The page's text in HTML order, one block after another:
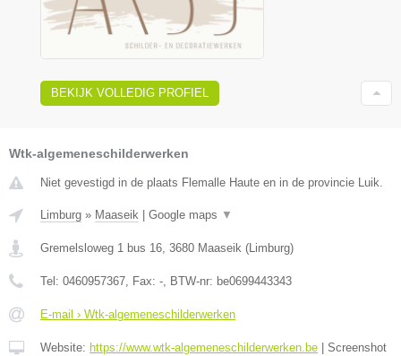
BEKIJK VOLLEDIG PROFIEL
Wtk-algemeneschilderwerken
Niet gevestigd in de plaats Flemalle Haute en in de provincie Luik.
Limburg » Maaseik Google maps ▼
Gremelsloweg 1 bus 16 3680 Maaseik ( Limburg)
Tel: 0460957367 , Fax: - , BTW-nr: be0699443343
E-mail › Wtk-algemeneschilderwerken
Website: https://www.wtk-algemeneschilderwerken.be
Screenshot